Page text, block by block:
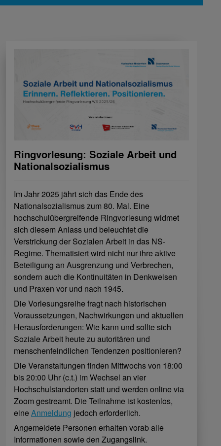
Ringvorlesung: Soziale Arbeit und
Nationalsozialismus
Im Jahr 2025 jährt sich das Ende des
Nationalsozialismus zum 80. Mal. Eine
hochschulübergreifende Ringvorlesung widmet
sich diesem Anlass und beleuchtet die
Verstrickung der Sozialen Arbeit in das NS-
Regime. Thematisiert wird nicht nur ihre aktive
Beteiligung an Ausgrenzung und Verbrechen,
sondern auch die Kontinuitäten in Denkweisen
und Praxen vor und nach 1945.
Die Vorlesungsreihe fragt nach historischen
Voraussetzungen, Nachwirkungen und aktuellen
Herausforderungen: Wie kann und sollte sich
Soziale Arbeit heute zu autoritären und
menschenfeindlichen Tendenzen positionieren?
Die Veranstaltungen finden Mittwochs von 18:00
bis 20:00 Uhr (c.t.) im Wechsel an vier
Hochschulstandorten statt und werden online via
Zoom gestreamt. Die Teilnahme ist kostenlos,
eine Anmeldung jedoch erforderlich.
Angemeldete Personen erhalten vorab alle
Informationen sowie den Zugangslink.